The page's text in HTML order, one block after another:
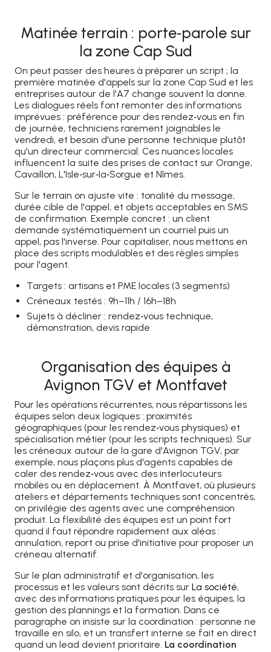
Matinée terrain : porte‑parole sur
la zone Cap Sud
On peut passer des heures à préparer un script ; la
première matinée d'appels sur la zone Cap Sud et les
entreprises autour de l'A7 change souvent la donne.
Les dialogues réels font remonter des informations
imprévues : préférence pour des rendez‑vous en fin
de journée, techniciens rarement joignables le
vendredi, et besoin d'une personne technique plutôt
qu'un directeur commercial. Ces nuances locales
influencent la suite des prises de contact sur Orange,
Cavaillon, L'Isle‑sur‑la‑Sorgue et Nîmes.
Sur le terrain on ajuste vite : tonalité du message,
durée cible de l'appel, et objets acceptables en SMS
de confirmation. Exemple concret : un client
demande systématiquement un courriel puis un
appel, pas l'inverse. Pour capitaliser, nous mettons en
place des scripts modulables et des règles simples
pour l'agent.
Targets : artisans et PME locales (3 segments)
Créneaux testés : 9h–11h / 16h–18h
Sujets à décliner : rendez‑vous technique,
démonstration, devis rapide
Organisation des équipes à
Avignon TGV et Montfavet
Pour les opérations récurrentes, nous répartissons les
équipes selon deux logiques : proximités
géographiques (pour les rendez‑vous physiques) et
spécialisation métier (pour les scripts techniques). Sur
les créneaux autour de la gare d'Avignon TGV, par
exemple, nous plaçons plus d'agents capables de
caler des rendez‑vous avec des interlocuteurs
mobiles ou en déplacement. À Montfavet, où plusieurs
ateliers et départements techniques sont concentrés,
on privilégie des agents avec une compréhension
produit. La flexibilité des équipes est un point fort
quand il faut répondre rapidement aux aléas :
annulation, report ou prise d'initiative pour proposer un
créneau alternatif.
Sur le plan administratif et d'organisation, les
processus et les valeurs sont décrits sur La société,
avec des informations pratiques pour les équipes, la
gestion des plannings et la formation. Dans ce
paragraphe on insiste sur la coordination : personne ne
travaille en silo, et un transfert interne se fait en direct
quand un lead devient prioritaire. La coordination